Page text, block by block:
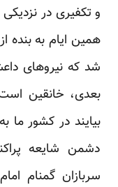
و تکفیری در
همین ایام به بنده
شد که نیروهای
بعدی، خانقین
بیایند در کشور ما
دشمن شایعه
سربازان گمنام